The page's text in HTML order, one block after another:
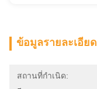
ข้อมูลรายละเอียด
สถานที่กำเนิด: